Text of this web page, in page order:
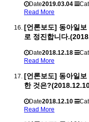
Date2019.03.04
Read More
[언론보도] 동아일
로 정진합니다
Date2018.12.18
Read More
[언론보도] 동아일
한 것은
Date2018.12.10
Read More